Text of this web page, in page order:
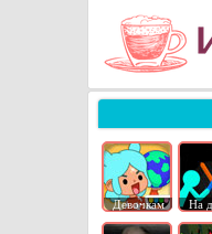
Девочкам На